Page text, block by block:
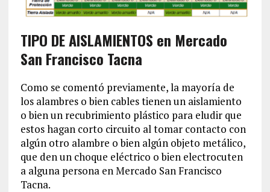
TIPO DE AISLAMIENTOS en Mercado
San Francisco Tacna
Como se comentó previamente, la mayoría de
los alambres o bien cables tienen un aislamiento
o bien un recubrimiento plástico para eludir que
estos hagan corto circuito al tomar contacto con
algún otro alambre o bien algún objeto metálico,
que den un choque eléctrico o bien electrocuten
a alguna persona en Mercado San Francisco
Tacna.